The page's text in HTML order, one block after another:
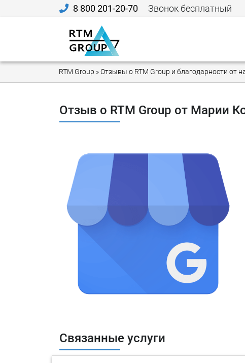
8 800 201-20-70 Звонок бесплатный
RTM Group »Отзывы о RTM Group и благодарности от
Отзыв о RTM Group от Марии
Связанные услуги